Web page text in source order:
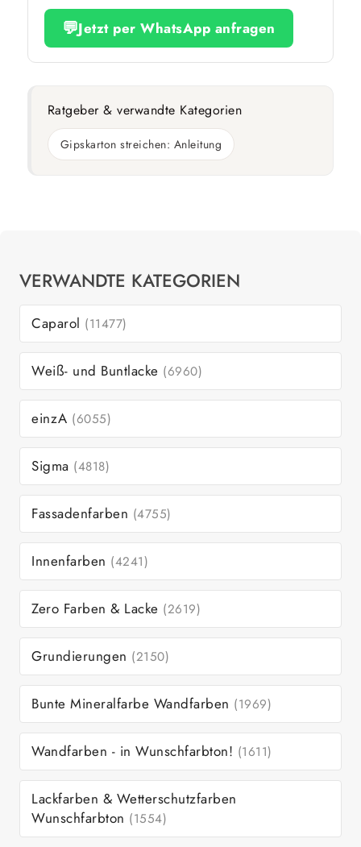
💬Jetzt per WhatsApp anfragen
Ratgeber & verwandte Kategorien
Gipskarton streichen: Anleitung
VERWANDTE KATEGORIEN
Caparol (11477)
Weiß- und Buntlacke (6960)
einzA (6055)
Sigma (4818)
Fassadenfarben (4755)
Innenfarben (4241)
Zero Farben & Lacke (2619)
Grundierungen (2150)
Bunte Mineralfarbe Wandfarben (1969)
Wandfarben - in Wunschfarbton! (1611)
Lackfarben & Wetterschutzfarben
Wunschfarbton (1554)